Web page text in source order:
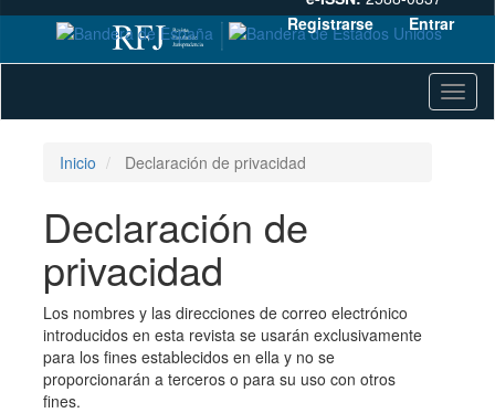
Contenido
Barra
Registrarse Entrar
Inicio Declaración de privacidad
Declaración de
privacidad
Los nombres y las direcciones de correo electrónico
introducidos en esta revista se usarán exclusivamente
para los fines establecidos en ella y no se
proporcionarán a terceros o para su uso con otros
fines.